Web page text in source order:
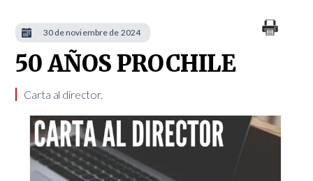
50 AÑOS PROCHILE
Carta al director. ​
30 de noviembre de 2024